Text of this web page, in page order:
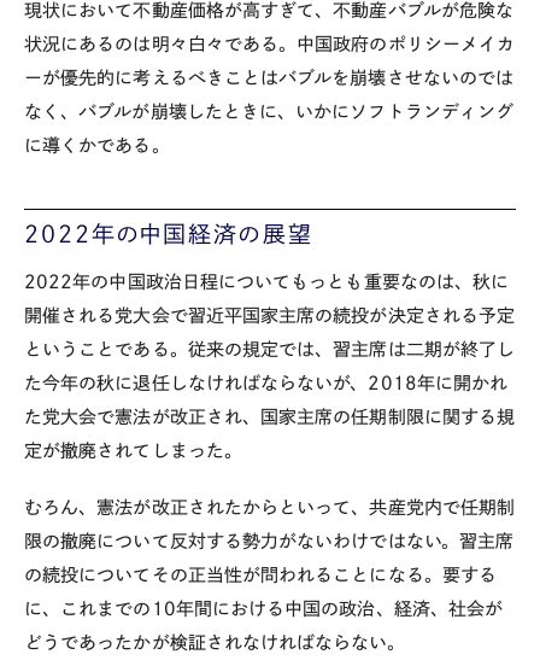
現状において不動産価格が高すぎて、不動産バブルが危険な
状況にあるのは明々白々である。中国政府のポリシーメイカ
ーが優先的に考えるべきことはバブルを崩壊させないのでは
なく、バブルが崩壊したときに、いかにソフトランディング
に導くかである。
2022年の中国経済の展望
2022年の中国政治日程についてもっとも重要なのは、秋に
開催される党大会で習近平国家主席の続投が決定される予定
ということである。従来の規定では、習主席は二期が終了し
た今年の秋に退任しなければならないが、 2018年に開かれ
た党大会で憲法が改正され、国家主席の任期制限に関する規
定が撤廃されてしまった。
むろん、憲法が改正されたからといって、共産党内で任期制
限の撤廃について反対する勢力がないわけではない。習主席
の続投についてその正当性が問われることになる。要する
に、これまでの 10年間における中国の政治、経済、社会が
どうであったかが検証されなければならない。